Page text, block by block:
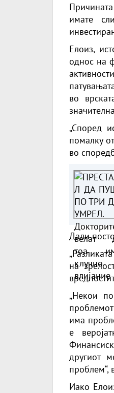
имате
Елоиз,
однос на
во
„Според
помалку
во
Дали
на
„Некои
има
е
другиот
проблем“,
Иако